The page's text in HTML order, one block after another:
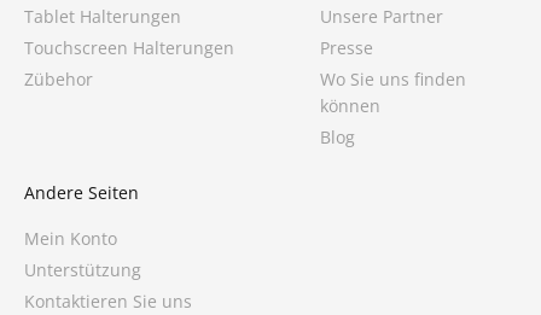
Tablet Halterungen
Touchscreen Halterungen
Zübehor
Unsere Partner
Presse
Wo Sie uns finden
können
Blog
Andere Seiten
Mein Konto
Unterstützung
Kontaktieren Sie uns